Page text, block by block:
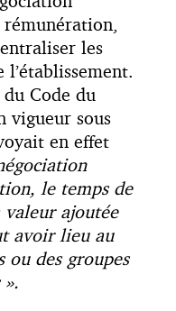
les
Code du
vigueur sous
en effet
le temps de
ajoutée
avoir lieu au
ou des groupes